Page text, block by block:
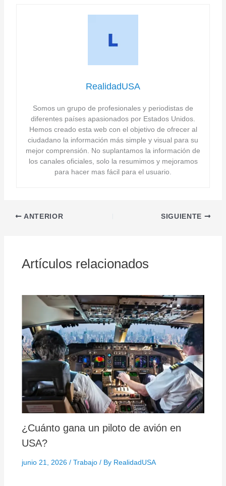
RealidadUSA
Somos un grupo de profesionales y periodistas de
diferentes países apasionados por Estados Unidos.
Hemos creado esta web con el objetivo de ofrecer al
ciudadano la información más simple y visual para su
mejor comprensión. No suplantamos la información de
los canales oficiales, solo la resumimos y mejoramos
para hacer mas fácil para el usuario.
ANTERIOR SIGUIENTE
Artículos relacionados
¿Cuánto gana un piloto de avión en
USA?
junio 21, 2026 / Trabajo/ By RealidadUSA